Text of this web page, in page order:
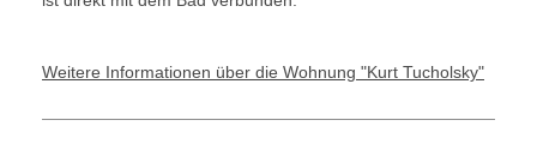
Weitere Informationen über die Wohnung "Kurt Tucholsky"